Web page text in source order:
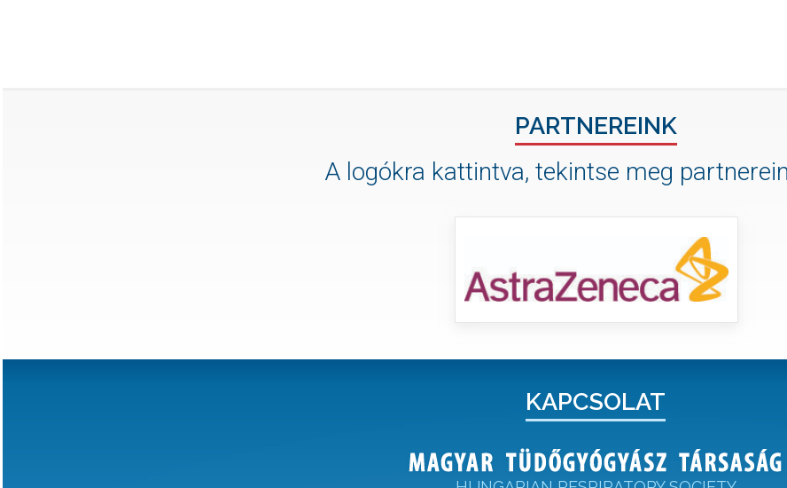
PARTNEREINK
A logókra kattintva, tekintse meg
KAPCSOLAT